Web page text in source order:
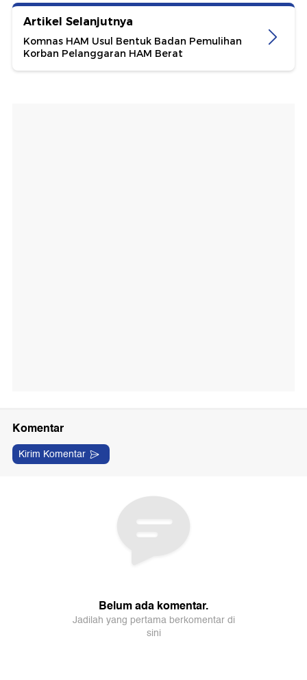
Artikel Selanjutnya
Komnas HAM Usul Bentuk Badan Pemulihan
Korban Pelanggaran HAM Berat